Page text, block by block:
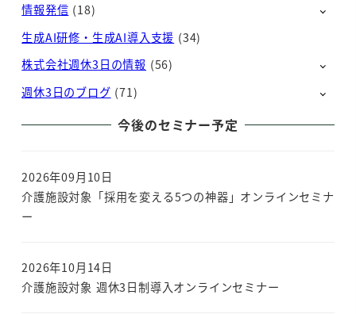
ー
ジ
送
情報発信 (18)
生成AI研修・生成AI導入支援 (34)
株式会社週休3日の情報 (56)
週休3日のブログ (71)
今後のセミナー予定
2026年09月10日
介護施設対象「採用を変える5つの神器」オンラインセミナ
ー
2026年10月14日
介護施設対象 週休3日制導入オンラインセミナー